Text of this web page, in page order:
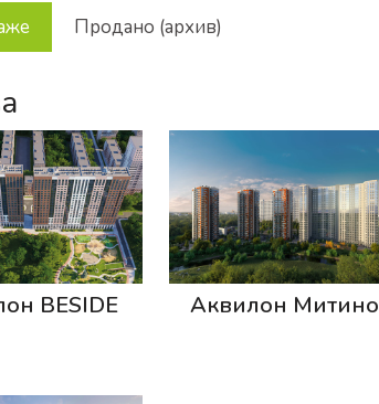
Продано (архив)
BESIDE Аквилон Митино